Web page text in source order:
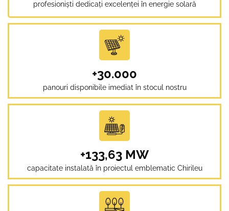
profesioniști dedicați excelenței în energie solară
+30.000
panouri disponibile imediat în stocul nostru
+133,63 MW
capacitate instalată în proiectul emblematic Chirileu